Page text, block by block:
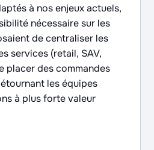
à nos enjeux actuels,
nécessaire sur les
de centraliser les
services (retail, SAV,
placer des commandes
les équipes
à plus forte valeur